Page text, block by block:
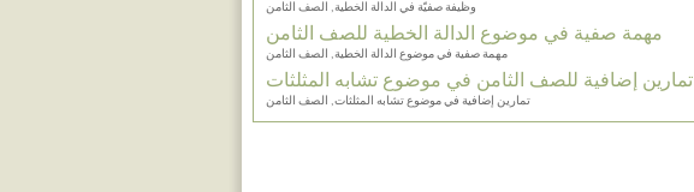
وظيفة صفيّة في الدالة الخطية, الصف الثامن
مهمة صفية في موضوع الدالة الخطية للصف الثامن
مهمة صفية في موضوع الدالة الخطية, الصف الثامن
تمارين إضافية للصف الثامن في موضوع تشابه المثلثات
تمارين إضافية في موضوع تشابه المثلثات, الصف الثامن